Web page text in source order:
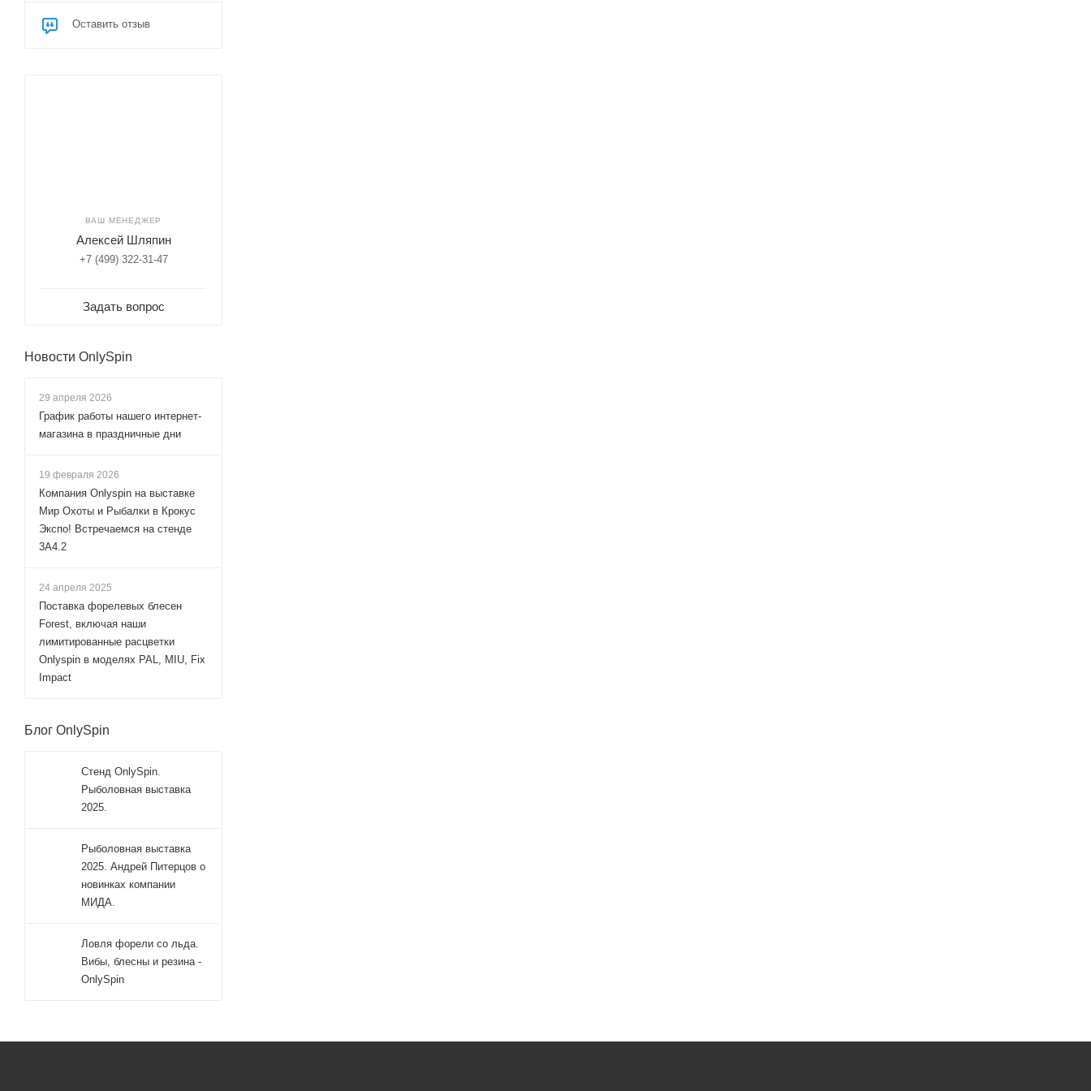
Оставить отзыв
ВАШ МЕНЕДЖЕР
Алексей Шляпин
+7 (499) 322-31-47
Задать вопрос
Новости OnlySpin
29 апреля 2026
График работы нашего интернет-
магазина в праздничные дни
19 февраля 2026
Компания Onlyspin на выставке
Мир Охоты и Рыбалки в Крокус
Экспо! Встречаемся на стенде
3А4.2
24 апреля 2025
Поставка форелевых блесен
Forest, включая наши
лимитированные расцветки
Onlyspin в моделях PAL, MIU, Fix
Impact
Блог OnlySpin
Стенд OnlySpin.
Рыболовная выставка
2025.
Рыболовная выставка
2025. Андрей Питерцов о
новинках компании
МИДА.
Ловля форели со льда.
Вибы, блесны и резина -
OnlySpin